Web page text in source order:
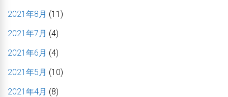
2021年8月 (11)
2021年7月 (4)
2021年6月 (4)
2021年5月 (10)
2021年4月 (8)